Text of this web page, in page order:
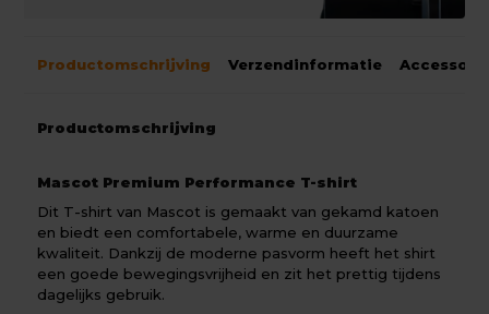
Productomschrijving Verzendinformatie
Productomschrijving
Mascot Premium Performance T-shirt
Dit T-shirt van Mascot is gemaakt van gekamd katoen
en biedt een comfortabele, warme en duurzame
kwaliteit. Dankzij de moderne pasvorm heeft het shirt
een goede bewegingsvrijheid en zit het prettig tijdens
dagelijks gebruik.